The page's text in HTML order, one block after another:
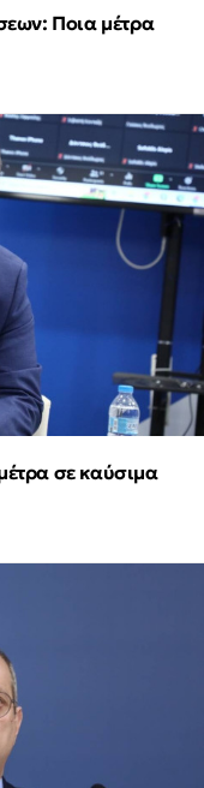
Ποια μέτρα
σε καύσιμα